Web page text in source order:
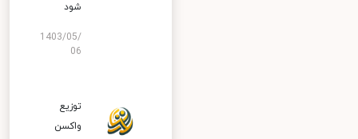
شود
1403/05/
06
توزیع
واکسن